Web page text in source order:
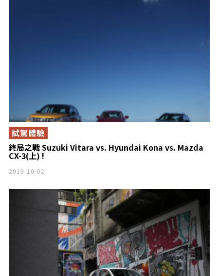
終局之戰 Suzuki Vitara vs. Hyundai Kona vs. Mazda
CX-3(上) !
試駕體驗
2019-10-02